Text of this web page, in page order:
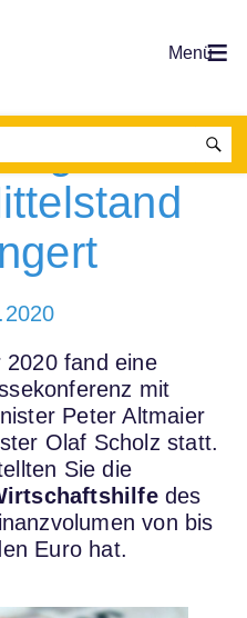
fand eine
mit
Peter Altmaier
Olaf Scholz statt.
Sie die
des
von bis
Euro hat.